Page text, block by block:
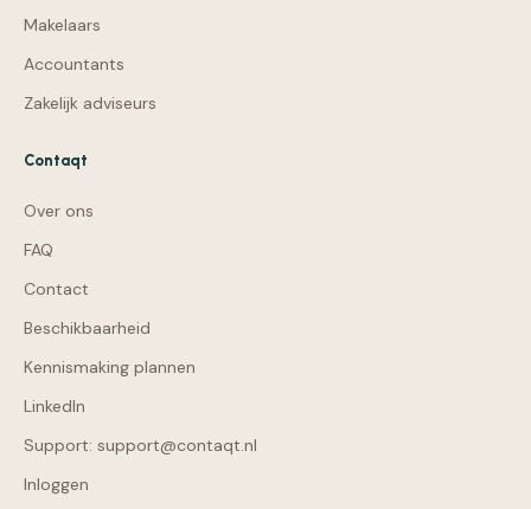
Makelaars
Accountants
Zakelijk adviseurs
Contaqt
Over ons
FAQ
Contact
Beschikbaarheid
Kennismaking plannen
LinkedIn
Support: support@contaqt.nl
Inloggen